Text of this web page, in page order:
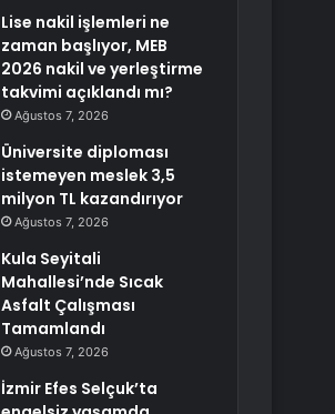
Lise nakil işlemleri ne
zaman başlıyor, MEB
2026 nakil ve yerleştirme
takvimi açıklandı mı?
Ağustos 7, 2026
Üniversite diploması
istemeyen meslek 3,5
milyon TL kazandırıyor
Ağustos 7, 2026
Kula Seyitali
Mahallesi’nde Sıcak
Asfalt Çalışması
Tamamlandı
Ağustos 7, 2026
İzmir Efes Selçuk’ta